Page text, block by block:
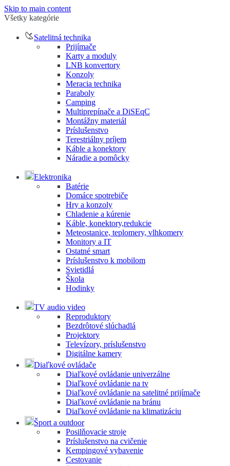
Skip to main content
Všetky kategórie
Satelitná technika
Prijímače
Karty a moduly
LNB konvertory
Konzoly
Meracia technika
Paraboly
Camping
Multiprepínače a DiSEqC
Montážny materiál
Príslušenstvo
Terestriálny príjem
Káble a konektory
Náradie a pomôcky
Elektronika
Batérie
Domáce spotrebiče
Hry a konzoly
Chladenie a kúrenie
Káble, konektory,redukcie
Meteostanice, teplomery, vlhkomery
Monitory a IT
Ostatné smart
Príslušenstvo k mobilom
Svietidlá
Škola
Hodinky
TV audio video
Reproduktory
Bezdrôtové slúchadlá
Projektory
Televízory, príslušenstvo
Digitálne kamery
Diaľkové ovládače
Diaľkové ovládanie univerzálne
Diaľkové ovládanie na tv
Diaľkové ovládanie na satelitné prijímače
Diaľkové ovládanie na bránu
Diaľkové ovládanie na klimatizáciu
Šport a outdoor
Posilňovacie stroje
Príslušenstvo na cvičenie
Kempingové vybavenie
Cestovanie